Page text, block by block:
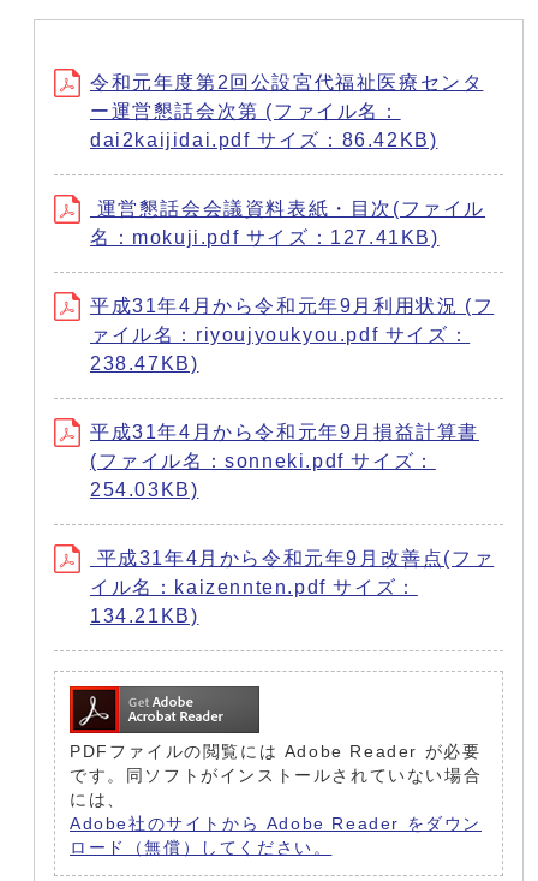
令和元年度第2回公設宮代福祉医療センタ
ー運営懇話会次第 (ファイル名：
dai2kaijidai.pdf サイズ：86.42KB)
運営懇話会会議資料表紙・目次(ファイル
名：mokuji.pdf サイズ：127.41KB)
平成31年4月から令和元年9月利用状況 (フ
ァイル名：riyoujyoukyou.pdf サイズ：
238.47KB)
平成31年4月から令和元年9月損益計算書
(ファイル名：sonneki.pdf サイズ：
254.03KB)
平成31年4月から令和元年9月改善点(ファ
イル名：kaizennten.pdf サイズ：
134.21KB)
PDFファイルの閲覧には Adobe Reader が必要
です。同ソフトがインストールされていない場合
には、
Adobe社のサイトから Adobe Reader をダウン
ロード（無償）してください。